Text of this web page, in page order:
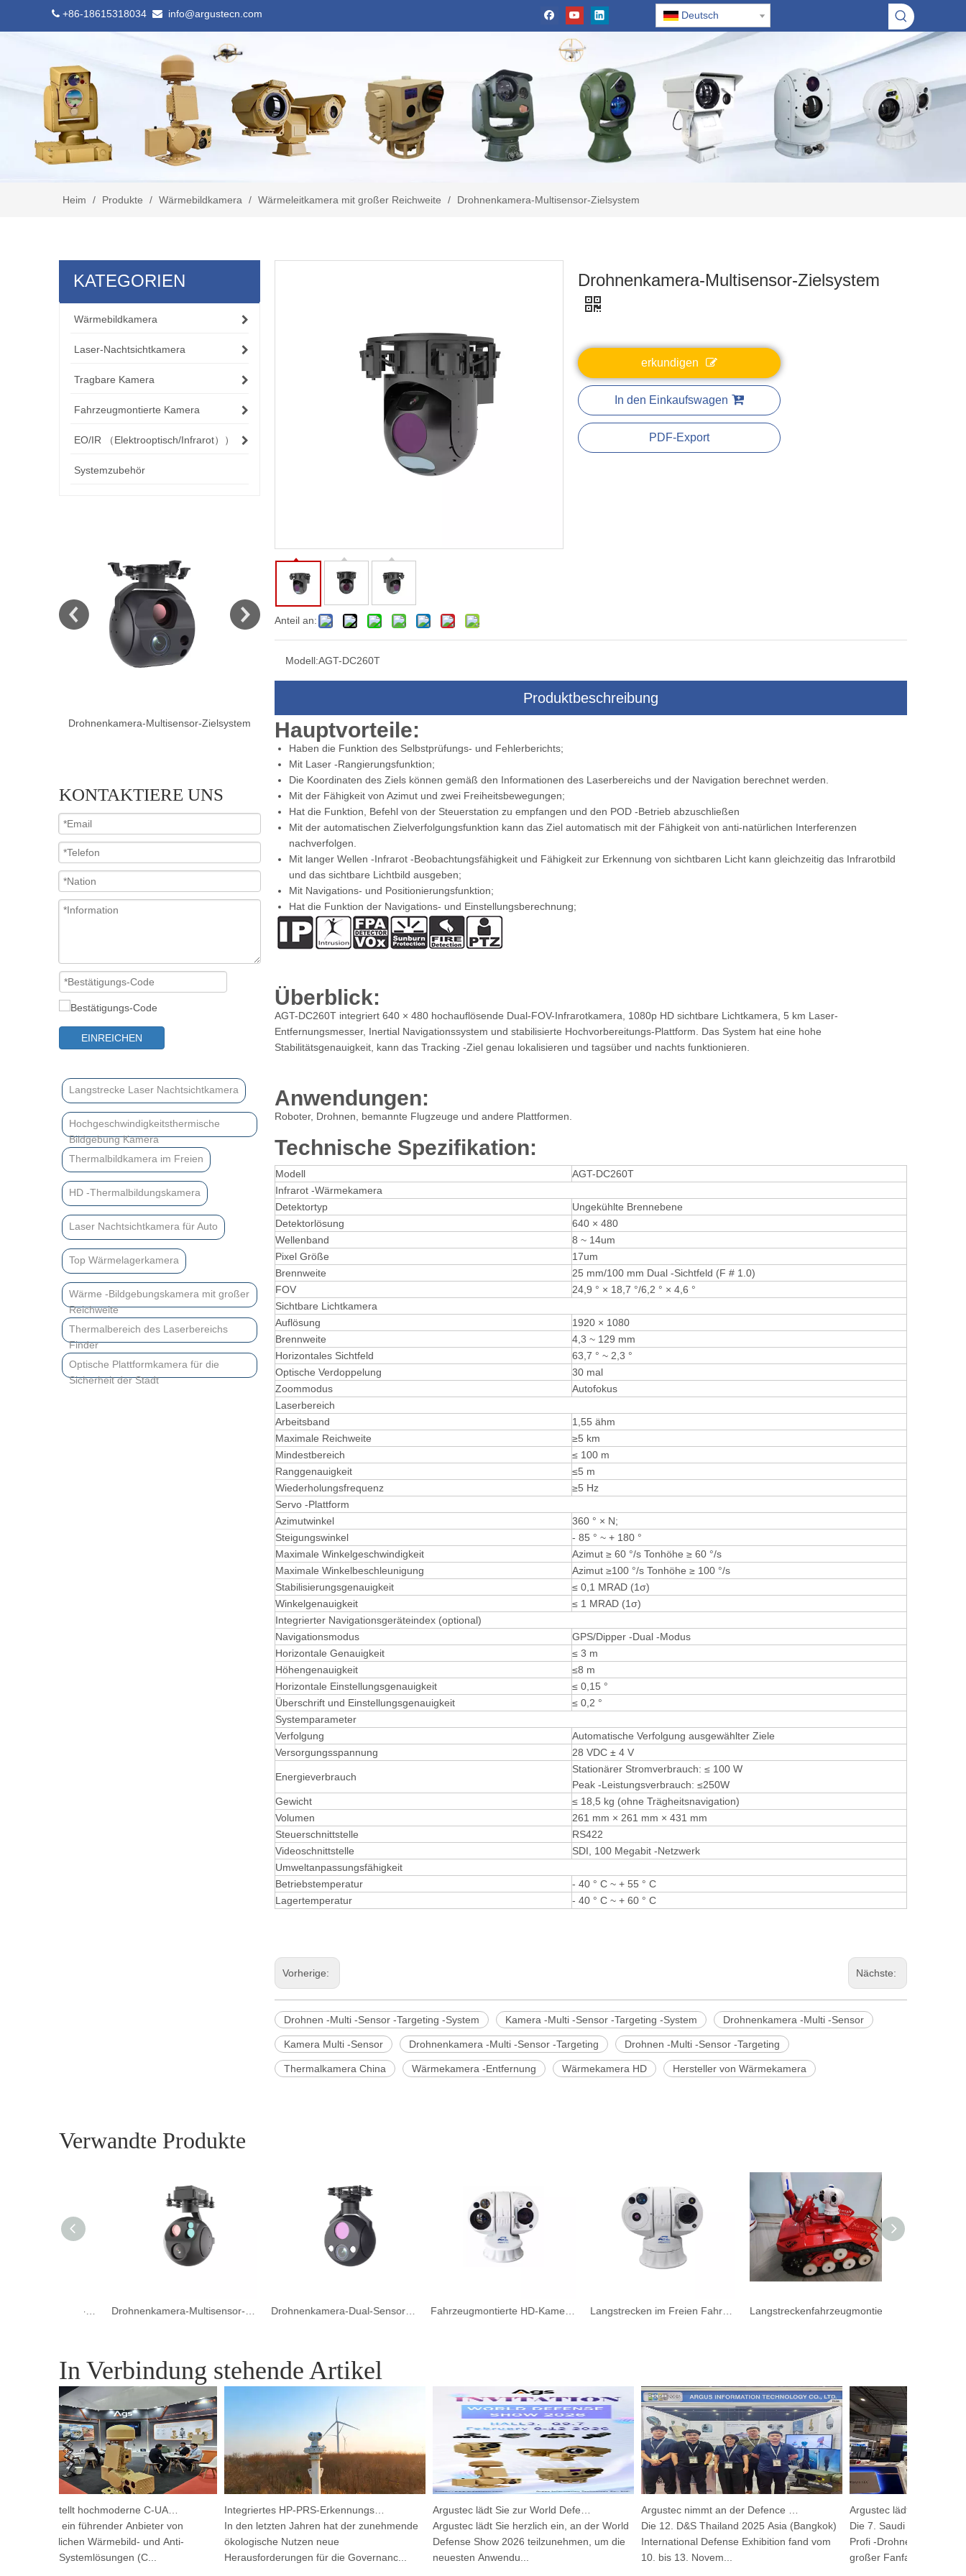
 +86-18615318034  info@argustecn.com Deutsch
Heim / Produkte / Wärmebildkamera / Wärmeleitkamera mit großer Reichweite / Drohnenkamera-Multisensor-Zielsystem
KATEGORIEN
Wärmebildkamera
Laser-Nachtsichtkamera
Tragbare Kamera
Fahrzeugmontierte Kamera
EO/IR （Elektrooptisch/Infrarot））
Systemzubehör
Drohnenkamera-Dual-Sensor-Zielsystem
Drohnenkamera-Multisensor-Dreiachsen-
Zielsystem
KONTAKTIERE UNS
EINREICHEN
Langstrecke Laser Nachtsichtkamera
Hochgeschwindigkeitsthermische
Bildgebung Kamera
Thermalbildkamera im Freien
HD -Thermalbildungskamera
Laser Nachtsichtkamera für Auto
Top Wärmelagerkamera
Wärme -Bildgebungskamera mit großer
Reichweite
Thermalbereich des Laserbereichs
Finder
Optische Plattformkamera für die
Sicherheit der Stadt
Anteil an:
Drohnenkamera-Multisensor-Zielsystem
erkundigen
In den Einkaufswagen
PDF-Export
Modell:AGT-DC260T
Produktbeschreibung
Hauptvorteile:
Haben die Funktion des Selbstprüfungs- und Fehlerberichts;
Mit Laser -Rangierungsfunktion;
Die Koordinaten des Ziels können gemäß den Informationen des Laserbereichs und der Navigation berechnet werden.
Mit der Fähigkeit von Azimut und zwei Freiheitsbewegungen;
Hat die Funktion, Befehl von der Steuerstation zu empfangen und den POD -Betrieb abzuschließen
Mit der automatischen Zielverfolgungsfunktion kann das Ziel automatisch mit der Fähigkeit von anti-natürlichen Interferenzen
nachverfolgen.
Mit langer Wellen -Infrarot -Beobachtungsfähigkeit und Fähigkeit zur Erkennung von sichtbaren Licht kann gleichzeitig das Infrarotbild
und das sichtbare Lichtbild ausgeben;
Mit Navigations- und Positionierungsfunktion;
Hat die Funktion der Navigations- und Einstellungsberechnung;
Überblick:
AGT-DC260T integriert 640 × 480 hochauflösende Dual-FOV-Infrarotkamera, 1080p HD sichtbare Lichtkamera, 5 km Laser-
Entfernungsmesser, Inertial Navigationssystem und stabilisierte Hochvorbereitungs-Plattform. Das System hat eine hohe
Stabilitätsgenauigkeit, kann das Tracking -Ziel genau lokalisieren und tagsüber und nachts funktionieren.
Anwendungen:
Roboter, Drohnen, bemannte Flugzeuge und andere Plattformen.
Technische Spezifikation:
Modell
AGT-DC260T
Infrarot -Wärmekamera
Detektortyp
Ungekühlte Brennebene
Detektorlösung
640 × 480
Wellenband
8 ~ 14um
Pixel Größe
17um
Brennweite
25 mm/100 mm Dual -Sichtfeld (F # 1.0)
FOV
24,9 ° × 18,7 °/6,2 ° × 4,6 °
Sichtbare Lichtkamera
Auflösung
1920 × 1080
Brennweite
4,3 ~ 129 mm
Horizontales Sichtfeld
63,7 ° ~ 2,3 °
Optische Verdoppelung
30 mal
Zoommodus
Autofokus
Laserbereich
Arbeitsband
1,55 ähm
Maximale Reichweite
≥5 km
Mindestbereich
≤ 100 m
Ranggenauigkeit
≤5 m
Wiederholungsfrequenz
≥5 Hz
Servo -Plattform
Azimutwinkel
360 ° × N;
Steigungswinkel
- 85 ° ~ + 180 °
Maximale Winkelgeschwindigkeit
Azimut ≥ 60 °/s Tonhöhe ≥ 60 °/s
Maximale Winkelbeschleunigung
Azimut ≥100 °/s Tonhöhe ≥ 100 °/s
Stabilisierungsgenauigkeit
≤ 0,1 MRAD (1σ)
Winkelgenauigkeit
≤ 1 MRAD (1σ)
Integrierter Navigationsgeräteindex (optional)
Navigationsmodus
GPS/Dipper -Dual -Modus
Horizontale Genauigkeit
≤ 3 m
Höhengenauigkeit
≤8 m
Horizontale Einstellungsgenauigkeit
≤ 0,15 °
Überschrift und Einstellungsgenauigkeit
≤ 0,2 °
Systemparameter
Verfolgung
Automatische Verfolgung ausgewählter Ziele
Versorgungsspannung
28 VDC ± 4 V
Energieverbrauch
Stationärer Stromverbrauch: ≤ 100 W
Peak -Leistungsverbrauch: ≤250W
Gewicht
≤ 18,5 kg (ohne Trägheitsnavigation)
Volumen
261 mm × 261 mm × 431 mm
Steuerschnittstelle
RS422
Videoschnittstelle
SDI, 100 Megabit -Netzwerk
Umweltanpassungsfähigkeit
Betriebstemperatur
- 40 ° C ~ + 55 ° C
Lagertemperatur
- 40 ° C ~ + 60 ° C
Vorherige: Nächste:
Drohnen -Multi -Sensor -Targeting -System Kamera -Multi -Sensor -Targeting -System Drohnenkamera -Multi -Sensor
Kamera Multi -Sensor Drohnenkamera -Multi -Sensor -Targeting Drohnen -Multi -Sensor -Targeting
Thermalkamera China Wärmekamera -Entfernung Wärmekamera HD Hersteller von Wärmekamera
Verwandte Produkte
Drohnenkamera-Multisensor-Dreiachsen-Zielsystem Drohnenkamera-Dual-Sensor-Zielsystem Fahrzeugmontierte HD-Kamera mit großer Reichweite für Waldbrände Langstrecken im Freien Fahrzeugmotorikkamera für Waldbrand Langstreckenfahrzeugmontierte Kamera für die Ölfiel -Defizy -Management
In Verbindung stehende Artikel
Argutec stellt hochmoderne C-UAS und Wärmetechnik in Kuala Lumpur vor
Argustec, ein führender Anbieter von
fortschrittlichen Wärmebild- und Anti-
Drohnen-Systemlösungen (C...
Integriertes HP-PRS-Erkennungs- und Verfolgungsgerät: Eine Panoramavision für den Vogelschutz
In den letzten Jahren hat der zunehmende
ökologische Nutzen neue
Herausforderungen für die Governanc...
Argustec lädt Sie zur World Defense Show 2026 ein!
Argustec lädt Sie herzlich ein, an der World
Defense Show 2026 teilzunehmen, um die
neuesten Anwendu...
Argustec nimmt an der Defence & Security 2025 teil
Die 12. D&S Thailand 2025 Asia (Bangkok)
International Defense Exhibition fand vom
10. bis 13. Novem...
Die 7. Saudi -danachte
Profi -Drohnenausstellung
großer Fanfare in...